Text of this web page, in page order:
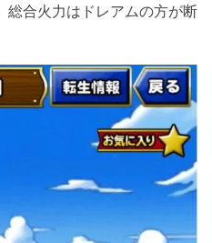
総合火力はドレアムの方が断